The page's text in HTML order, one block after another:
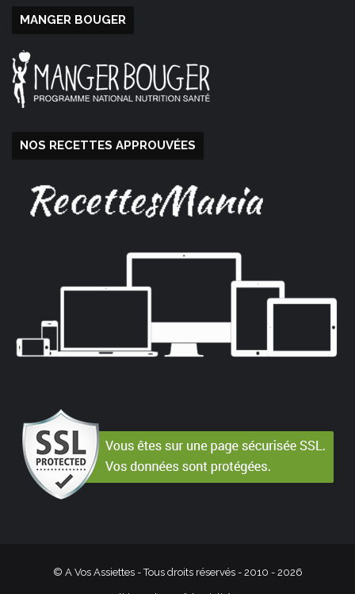
MANGER BOUGER
NOS RECETTES APPROUVÉES
© A Vos Assiettes - Tous droits réservés - 2010 - 2026